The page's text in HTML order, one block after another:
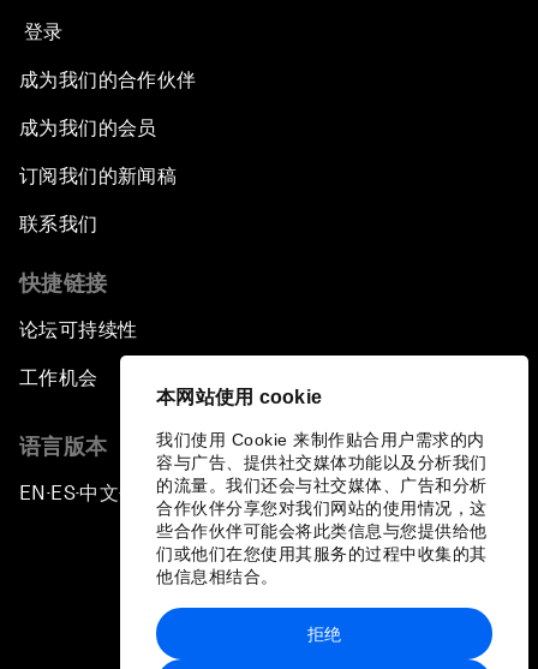
本网站使用 cookie
我们使用 Cookie 来制作贴合用户需求的内
容与广告、提供社交媒体功能以及分析我们
的流量。我们还会与社交媒体、广告和分析
合作伙伴分享您对我们网站的使用情况，这
些合作伙伴可能会将此类信息与您提供给他
们或他们在您使用其服务的过程中收集的其
他信息相结合。
拒绝
登录
成为我们的合作伙伴
成为我们的会员
订阅我们的新闻稿
联系我们
快捷链接
论坛可持续性
工作机会
语言版本
EN ▪ ES▪中文▪ 日本語